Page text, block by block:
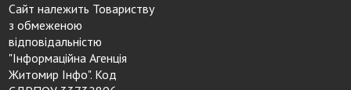
Сайт належить Товариству
з обмеженою
відповідальністю
"Інформаційна Агенція
Житомир Інфо". Код